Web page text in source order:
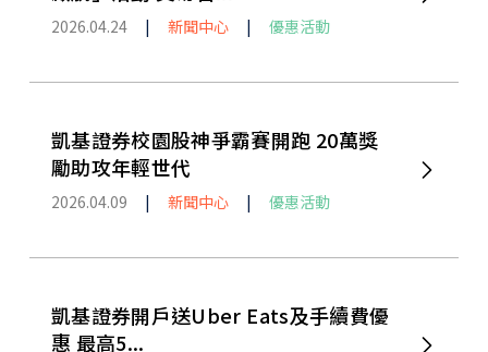
2026.04.24 | 新聞中心 | 優惠活動
凱基證券校園股神爭霸賽開跑 20萬獎
勵助攻年輕世代
2026.04.09 | 新聞中心 | 優惠活動
凱基證券開戶送Uber Eats及手續費優
惠 最高5...